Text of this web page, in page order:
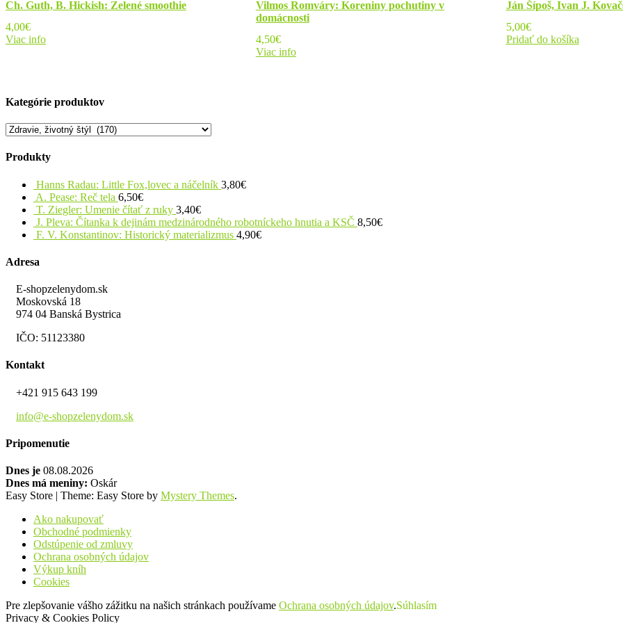
Ch. Guth, B. Hickish: Zelené smoothie
4,00€
Viac info
Vilmos Romváry: Koreniny pochutiny v
domácnosti
4,50€
Viac info
Ján Šípoš, Ivan J.
5,00€
Pridať do košíka
Kategórie produktov
Produkty
Hanns Radau: Little Fox,lovec a náčelník 3,80€
A. Pease: Reč tela 6,50€
T. Ziegler: Umenie čítať z ruky 3,40€
J. Pleva: Čítanka k dejinám medzinárodného robotníckeho hnutia a KSČ 8,50€
F. V. Konstantinov: Historický materializmus 4,90€
Adresa
E-shopzelenydom.sk
Moskovská 18
974 04 Banská Bystrica
IČO: 51123380
Kontakt
+421 915 643 199
info@e-shopzelenydom.sk
Pripomenutie
Dnes je 08.08.2026
Dnes má meniny: Oskár
Easy Store | Theme: Easy Store by Mystery Themes.
Ako nakupovať
Obchodné podmienky
Odstúpenie od zmluvy
Ochrana osobných údajov
Výkup kníh
Cookies
Pre zlepšovanie vášho zážitku na našich stránkach používame Ochrana osobných údajov.Súhlasím
Privacy & Cookies Policy